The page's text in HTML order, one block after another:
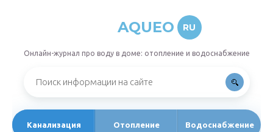
AQUEO RU
Онлайн-журнал про воду в доме: отопление и водоснабжение
Канализация Отопление Водоснабжение